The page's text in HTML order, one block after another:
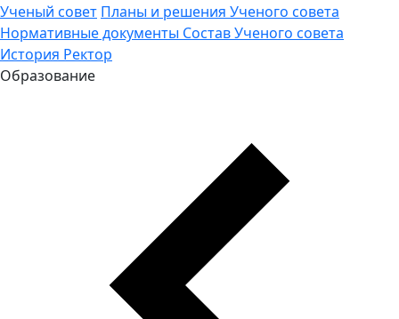
Ученый совет Планы и решения Ученого совета
Нормативные документы Состав Ученого совета
История Ректор
Образование